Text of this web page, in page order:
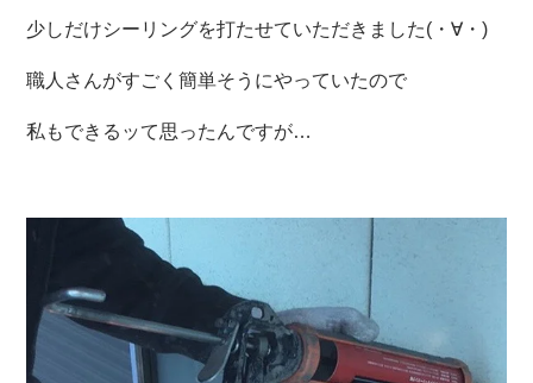
少しだけシーリングを打たせていただきました(・∀・)
職人さんがすごく簡単そうにやっていたので
私もできるッて思ったんですが…